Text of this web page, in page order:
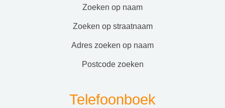
zoeken op naam
zoeken op straatnaam
adres zoeken op naam
postcode zoeken
Telefoonboek